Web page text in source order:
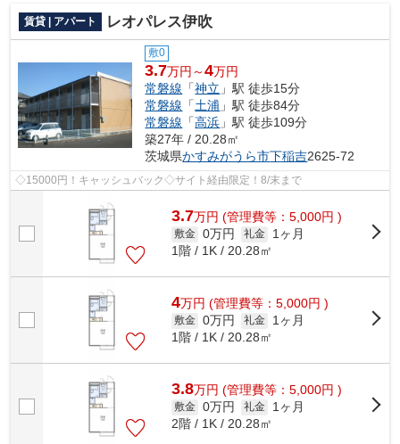
賃貸 | アパート レオパレス伊吹
敷0
3.7万円～4万円
常磐線 「神立 」駅 徒歩15分
常磐線 「土浦 」駅 徒歩84分
常磐線 「高浜 」駅 徒歩109分
築27年 / 20.28㎡
茨城県かすみがうら市下稲吉2625-72
◇15000円！キャッシュバック◇サイト経由限定！8/末まで
3.7万円 (管理費等：5,000円 )
敷金 0万円 礼金
1ヶ月
1階 / 1K / 20.28㎡
4万円 (管理費等：5,000円 )
敷金 0万円 礼金
1ヶ月
1階 / 1K / 20.28㎡
3.8万円 (管理費等：5,000円 )
敷金 0万円 礼金
1ヶ月
2階 / 1K / 20.28㎡